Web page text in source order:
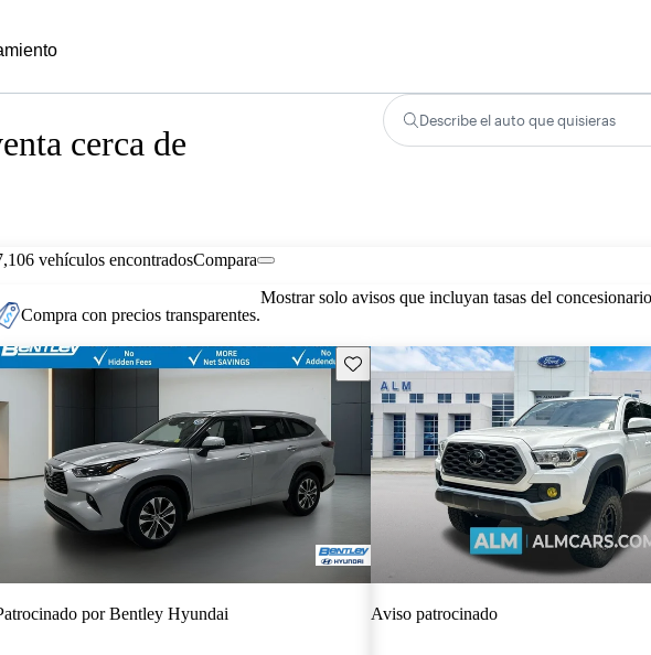
cerca de
Describe el auto que quisieras
vehículos encontradosCompara
Compra con precios transparentes.
Mostrar solo avisos que incluyan tasas del concesionario
Guarda este Aviso
porBentley Hyundai Aviso patrocinado